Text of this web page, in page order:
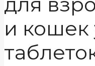
и кошек